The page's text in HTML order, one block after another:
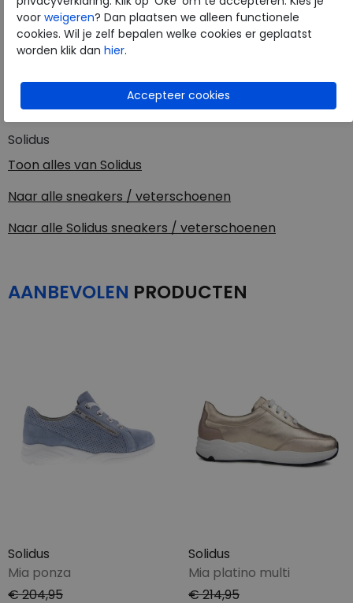
Solidus
Toon alles van Solidus
Naar alle sneakers / veterschoenen
Naar alle Solidus sneakers / veterschoenen
Materiaal
Leer met velour
Uitneembaar voetbed
ja
AANBEVOLEN PRODUCTEN
Solidus
Mia ponza
€ 204,95
Solidus
Mia platino multi
€ 214,95
voor weigeren? Dan plaatsen we alleen functionele
cookies. Wil je zelf bepalen welke cookies er geplaatst
worden klik dan hier.